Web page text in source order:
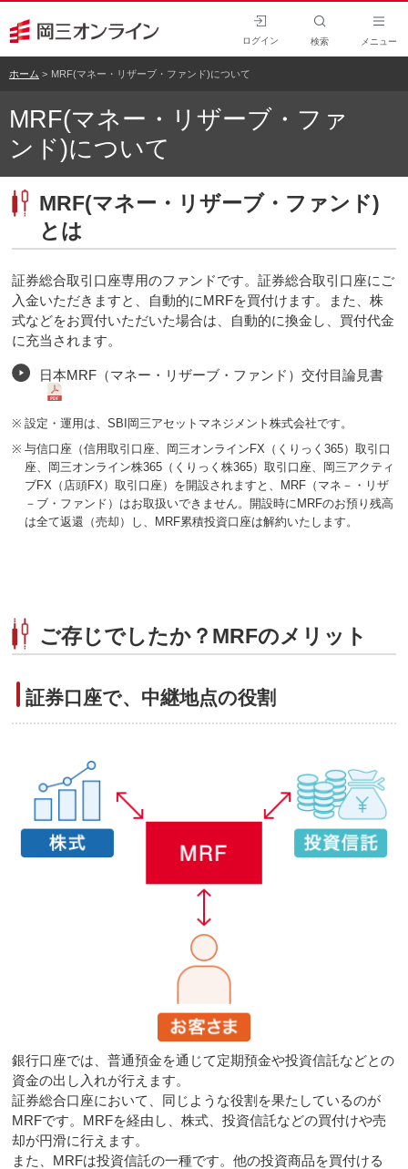
ログイン 検索 メニュー
ホーム MRF(マネー・リザーブ・ファンド)について
MRF(マネー・リザーブ・ファ
ンド)について
MRF(マネー・リザーブ・ファンド)
とは
証券総合取引口座専用のファンドです。証券総合取引口座にご
入金いただきますと、自動的にMRFを買付けます。また、株
式などをお買付いただいた場合は、自動的に換金し、買付代金
に充当されます。
日本MRF（マネー・リザーブ・ファンド）交付目論見書
※ 設定・運用は、SBI岡三アセットマネジメント株式会社です。
※ 与信口座（信用取引口座、岡三オンラインFX（くりっく365）取引口
座、岡三オンライン株365（くりっく株365）取引口座、岡三アクティ
ブFX（店頭FX）取引口座）を開設されますと、MRF（マネ－・リザ
－ブ・ファンド）はお取扱いできません。開設時にMRFのお預り残高
は全て返還（売却）し、MRF累積投資口座は解約いたします。
ご存じでしたか？MRFのメリット
証券口座で、中継地点の役割
銀行口座では、普通預金を通じて定期預金や投資信託などとの
資金の出し入れが行えます。
証券総合口座において、同じような役割を果たしているのが
MRFです。MRFを経由し、株式、投資信託などの買付けや売
却が円滑に行えます。
また、MRFは投資信託の一種です。他の投資商品を買付ける